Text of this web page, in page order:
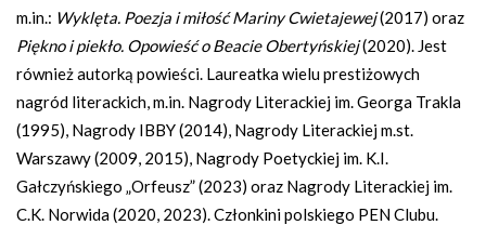
m.in.: Wyklęta. Poezja i miłość Mariny Cwietajewej(2017) oraz
Piękno i piekło. Opowieść o Beacie Obertyńskiej(2020). Jest
również autorką powieści. Laureatka wielu prestiżowych
nagród literackich, m.in. Nagrody Literackiej im. Georga Trakla
(1995), Nagrody IBBY (2014), Nagrody Literackiej m.st.
Warszawy (2009, 2015), Nagrody Poetyckiej im. K.I.
Gałczyńskiego „Orfeusz” (2023) oraz Nagrody Literackiej im.
C.K. Norwida (2020, 2023). Członkini polskiego PEN Clubu.